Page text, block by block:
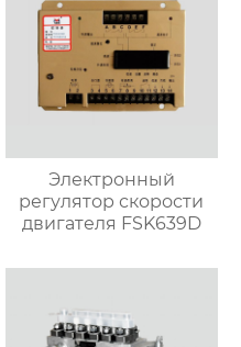
Электронный
регулятор скорости
двигателя FSK639D